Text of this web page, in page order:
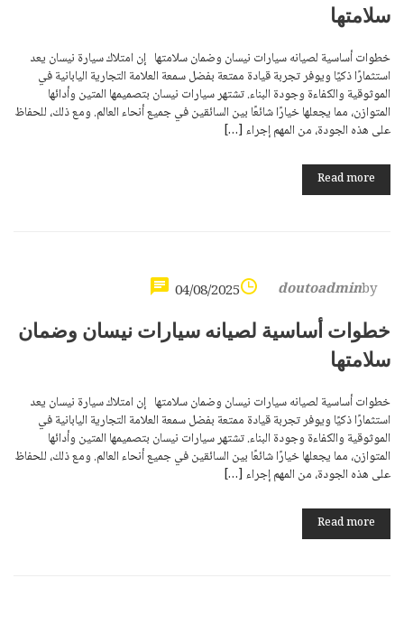
سلامتها
خطوات أساسية لصيانه سيارات نيسان وضمان سلامتها إن امتلاك سيارة نيسان يعد
استثمارًا ذكيًا ويوفر تجربة قيادة ممتعة بفضل سمعة العلامة التجارية اليابانية في
الموثوقية والكفاءة وجودة البناء. تشتهر سيارات نيسان بتصميمها المتين وأدائها
المتوازن، مما يجعلها خيارًا شائعًا بين السائقين في جميع أنحاء العالم. ومع ذلك، للحفاظ
على هذه الجودة، من المهم إجراء […]
Read more
by
doutoadmin
04/08/2025
خطوات أساسية لصيانه سيارات نيسان وضمان
سلامتها
خطوات أساسية لصيانه سيارات نيسان وضمان سلامتها إن امتلاك سيارة نيسان يعد
استثمارًا ذكيًا ويوفر تجربة قيادة ممتعة بفضل سمعة العلامة التجارية اليابانية في
الموثوقية والكفاءة وجودة البناء. تشتهر سيارات نيسان بتصميمها المتين وأدائها
المتوازن، مما يجعلها خيارًا شائعًا بين السائقين في جميع أنحاء العالم. ومع ذلك، للحفاظ
على هذه الجودة، من المهم إجراء […]
Read more